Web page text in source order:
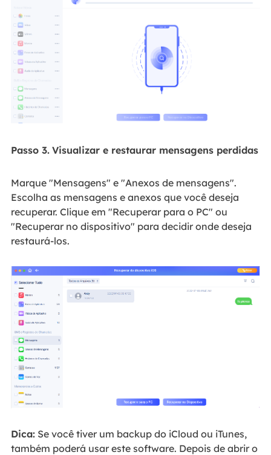
Passo 3. Visualizar e restaurar mensagens perdidas
Marque "Mensagens" e "Anexos de mensagens".
Escolha as mensagens e anexos que você deseja
recuperar. Clique em "Recuperar para o PC" ou
"Recuperar no dispositivo" para decidir onde deseja
restaurá-los.
Dica:Se você tiver um backup do iCloud ou iTunes,
também poderá usar este software. Depois de abrir o